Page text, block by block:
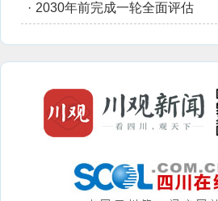
· 2030年前完成一轮全面评估